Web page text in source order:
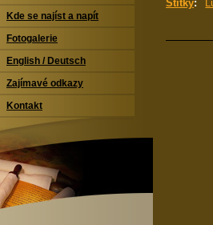
Štítky:
Kde se najíst a napít
Fotogalerie
English / Deutsch
Zajímavé odkazy
Kontakt